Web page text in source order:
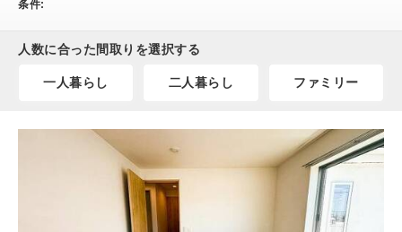
条件:
人数に合った間取りを選択する
一人暮らし 二人暮らし ファミリー